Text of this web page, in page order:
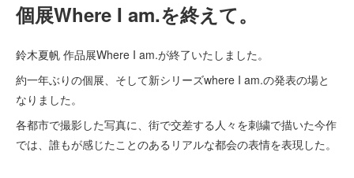
個展Where I am.を終えて。
鈴木夏帆 作品展Where I am.が終了いたしました。
約一年ぶりの個展、そして新シリーズwhere I am.の発表の場と
なりました。
各都市で撮影した写真に、街で交差する人々を刺繍で描いた今作
では、誰もが感じたことのあるリアルな都会の表情を表現した。